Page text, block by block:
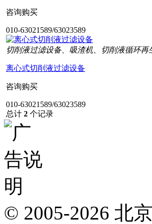
咨询购买
010-63021589/63023589
切削液过滤设备、吸渣机、切削液循环
离心式切削液过滤设备
咨询购买
010-63021589/63023589
总计 2 个记录
© 2005-2026 北